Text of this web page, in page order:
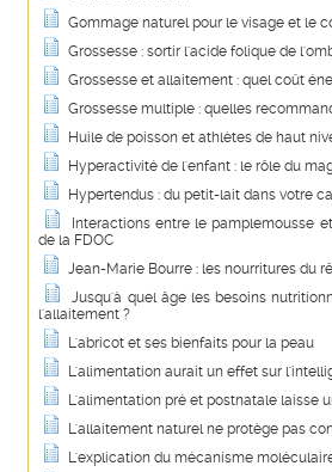
Gommage naturel pour le visage et le
Grossesse : sortir l'acide folique de
Grossesse et allaitement : quel coût
Grossesse multiple : quelles
Huile de poisson et athlètes de haut
Hyperactivité de l'enfant : le rôle du
Hypertendus : du petit-lait dans votre
Interactions entre le pamplemousse
de la FDOC
Jean-Marie Bourre : les nourritures du
Jusqu'à quel âge les besoins
l'allaitement ?
L'abricot et ses bienfaits pour la peau
L'alimentation aurait un effet sur
L'alimentation pré et postnatale laisse
L'allaitement naturel ne protège pas
L'explication du mécanisme